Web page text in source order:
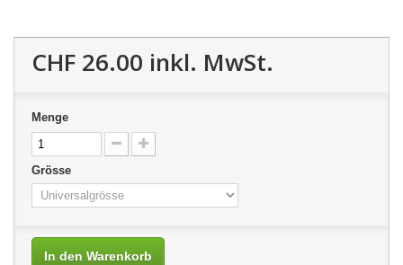
CHF 26.00 inkl. MwSt.
Menge
Grösse
In den Warenkorb